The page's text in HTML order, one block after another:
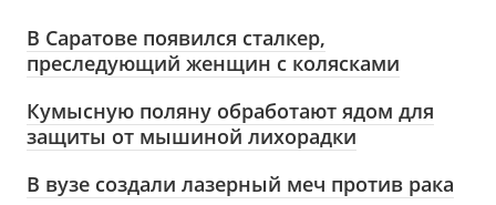
В Саратове появился сталкер,
преследующий женщин с колясками
Кумысную поляну обработают ядом для
защиты от мышиной лихорадки
В вузе создали лазерный меч против рака